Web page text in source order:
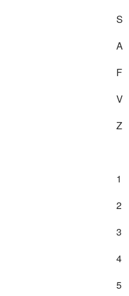
S
A
F
V
Z
1
2
3
4
5